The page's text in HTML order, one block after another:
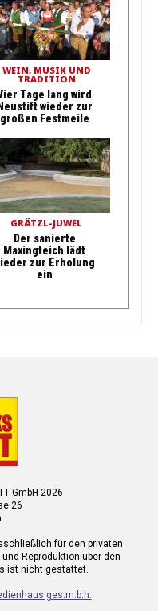
WEIN, MUSIK UND
TRADITION
Tage lang wird
Neustift wieder zur
großen Festmeile
GRÄTZL-JUWEL
Der sanierte
Maxingteich lädt
zur Erholung
ein
GmbH 2026
26
für den privaten
Reproduktion über den
ist nicht gestattet.
ges.m.b.h.